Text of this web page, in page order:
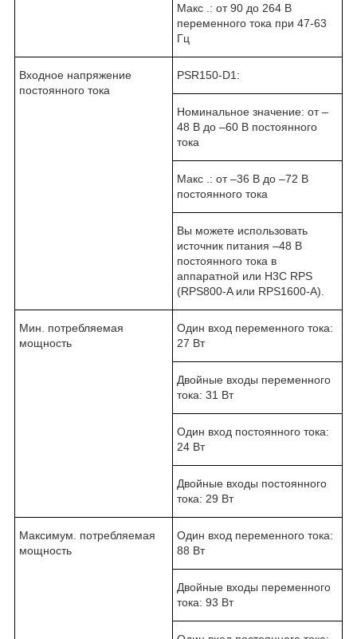
Макс .: от 90 до 264 В
переменного тока при 47-63
Гц
Входное напряжение
постоянного тока
PSR150-D1:
Номинальное значение: от –
48 В до –60 В постоянного
тока
Макс .: от –36 В до –72 В
постоянного тока
Вы можете использовать
источник питания –48 В
постоянного тока в
аппаратной или H3C RPS
(RPS800-Aили RPS1600-A).
Мин. потребляемая
мощность
Один вход переменного тока:
27 Вт
Двойные входы переменного
тока: 31 Вт
Один вход постоянного тока:
24 Вт
Двойные входы постоянного
тока: 29 Вт
Максимум. потребляемая
мощность
Один вход переменного тока:
88 Вт
Двойные входы переменного
тока: 93 Вт